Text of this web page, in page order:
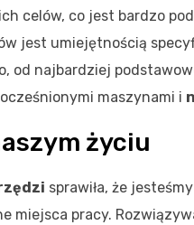
celów, co jest bardzo
jest umiejętnością
od najbardziej
maszynami i
życiu
sprawiła, że
pracy.